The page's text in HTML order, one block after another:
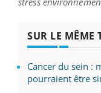
SUR LE MÊME
Cancer du sein :
pourraient être